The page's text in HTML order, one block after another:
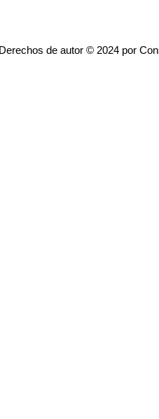
Derechos de autor © 2024 por